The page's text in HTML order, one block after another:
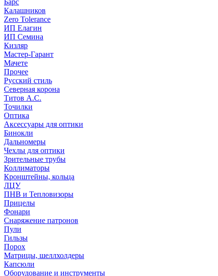
Барс
Калашников
Zero Tolerance
ИП Елагин
ИП Семина
Кизляр
Мастер-Гарант
Мачете
Прочее
Русский стиль
Северная корона
Титов А.С.
Точилки
Оптика
Аксессуары для оптики
Бинокли
Дальномеры
Чехлы для оптики
Зрительные трубы
Коллиматоры
Кронштейны, кольца
ЛЦУ
ПНВ и Тепловизоры
Прицелы
Фонари
Снаряжение патронов
Пули
Гильзы
Порох
Матрицы, шеллхолдеры
Капсюли
Оборудование и инструменты